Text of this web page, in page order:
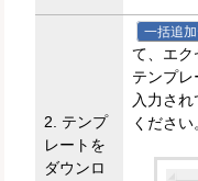
2. テンプ
レートを
ダウンロ
一括追
て、エク
テンプ
入力さ
ください